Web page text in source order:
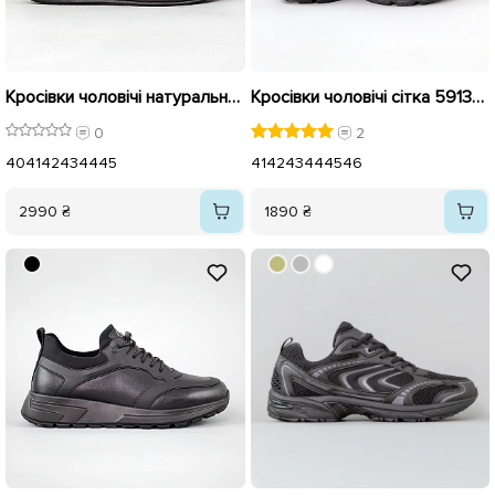
Кросівки чоловічі натуральна шкіра 595603 Чорні
0
404142434445
2990 ₴
Кросівки чоловічі сітка 591326 Чорні
2
414243444546
1890 ₴